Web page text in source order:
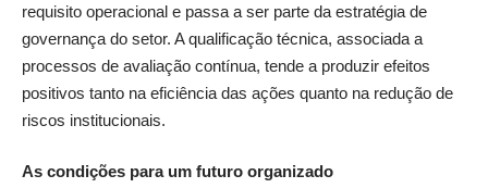
requisito operacional e passa a ser parte da estratégia de
governança do setor. A qualificação técnica, associada a
processos de avaliação contínua, tende a produzir efeitos
positivos tanto na eficiência das ações quanto na redução de
riscos institucionais.
As condições para um futuro organizado